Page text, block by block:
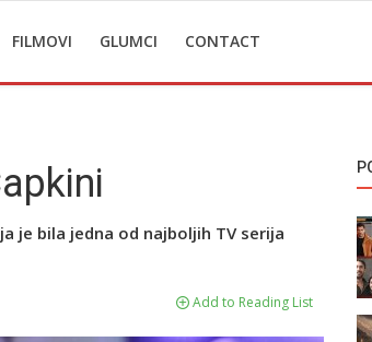
FILMOVI GLUMCI CONTACT
je bila jedna od najboljih TV serija
Add to Reading List